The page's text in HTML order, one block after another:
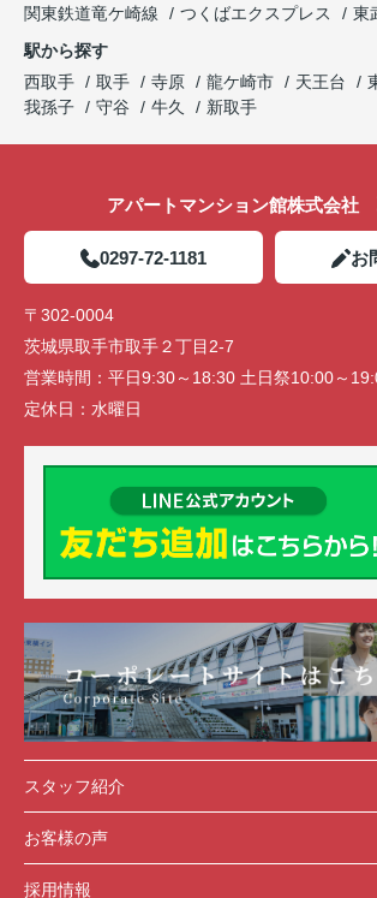
関東鉄道竜ケ崎線
つくばエクスプレス
東
駅から探す
西取手
取手 寺原 龍ケ崎市 天王台
我孫子
守谷 牛久 新取手
アパートマンション館株式会社
0297-72-1181 お
〒302-0004
茨城県取手市取手２丁目2-7
営業時間： 平日9:30～18:30 土日祭10:00～
定休日： 水曜日
スタッフ紹介
お客様の声
採用情報